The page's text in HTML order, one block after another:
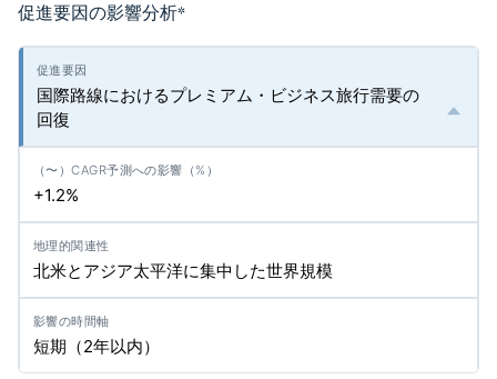
促進要因の影響分析*
国際路線におけるプレミアム・ビジネス旅行需要の
回復
+1.2%
北米とアジア太平洋に集中した世界規模
短期（2年以内）